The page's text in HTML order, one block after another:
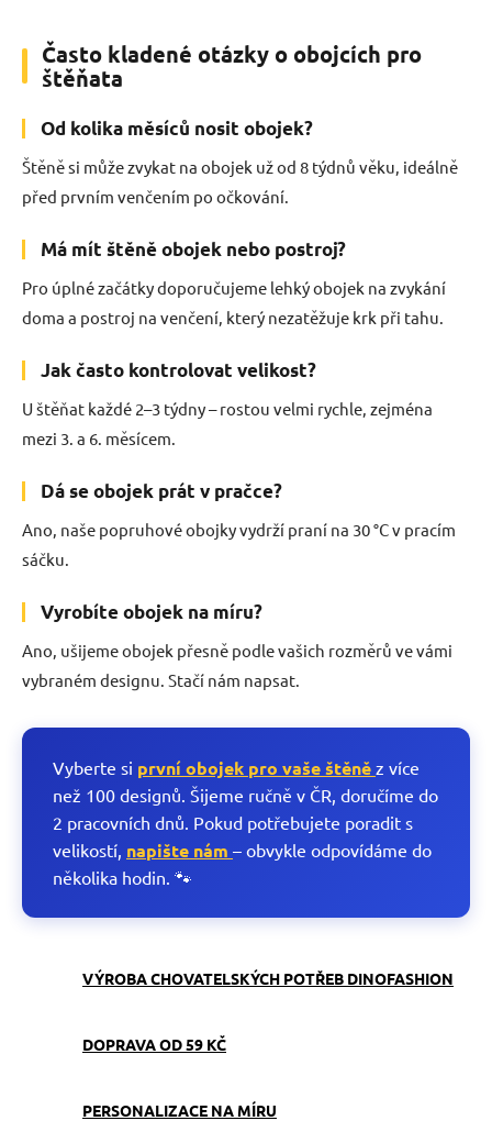
Často kladené otázky o obojcích pro
štěňata
Od kolika měsíců nosit obojek?
Štěně si může zvykat na obojek už od 8 týdnů věku, ideálně
před prvním venčením po očkování.
Má mít štěně obojek nebo postroj?
Pro úplné začátky doporučujeme lehký obojek na zvykání
doma a postroj na venčení, který nezatěžuje krk při tahu.
Jak často kontrolovat velikost?
U štěňat každé 2–3 týdny – rostou velmi rychle, zejména
mezi 3. a 6. měsícem.
Dá se obojek prát v pračce?
Ano, naše popruhové obojky vydrží praní na 30 °C v pracím
sáčku.
Vyrobíte obojek na míru?
Ano, ušijeme obojek přesně podle vašich rozměrů ve vámi
vybraném designu. Stačí nám napsat.
Vyberte si první obojek pro vaše štěně z více
než 100 designů. Šijeme ručně v ČR, doručíme do
2 pracovních dnů. Pokud potřebujete poradit s
velikostí, napište nám – obvykle odpovídáme do
několika hodin. 🐾
VÝROBA CHOVATELSKÝCH POTŘEB DINOFASHION
DOPRAVA OD 59 KČ
PERSONALIZACE NA MÍRU